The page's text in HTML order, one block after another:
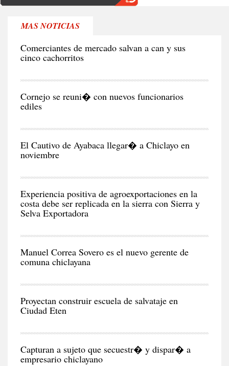
MAS NOTICIAS
Comerciantes de mercado salvan a can y sus
cinco cachorritos
Cornejo se reuni� con nuevos funcionarios
ediles
El Cautivo de Ayabaca llegar� a Chiclayo en
noviembre
Experiencia positiva de agroexportaciones en la
costa debe ser replicada en la sierra con Sierra y
Selva Exportadora
Manuel Correa Sovero es el nuevo gerente de
comuna chiclayana
Proyectan construir escuela de salvataje en
Ciudad Eten
Capturan a sujeto que secuestr� y dispar� a
empresario chiclayano